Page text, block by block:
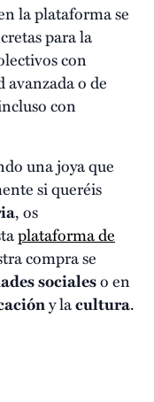
la plataforma se
para la
con
avanzada o de
con
una joya que
si queréis
, os
plataforma de
compra se
socialeso en
y lacultura.